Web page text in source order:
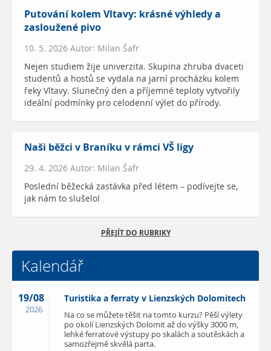
Putování kolem Vltavy: krásné výhledy a
zasloužené pivo
10. 5. 2026 Autor: Milan Šafr
Nejen studiem žije univerzita. Skupina zhruba dvaceti
studentů a hostů se vydala na jarní procházku kolem
řeky Vltavy. Slunečný den a příjemné teploty vytvořily
ideální podmínky pro celodenní výlet do přírody.
Naši běžci v Braníku v rámci VŠ ligy
29. 4. 2026 Autor: Milan Šafr
Poslední běžecká zastávka před létem – podívejte se,
jak nám to slušelo!
PŘEJÍT DO RUBRIKY
Kalendář
19/08
2026
Turistika a ferraty v Lienzských Dolomitech
Na co se můžete těšit na tomto kurzu? Pěší výlety
po okolí Lienzských Dolomit až do výšky 3000 m,
lehké ferratové výstupy po skalách a soutěskách a
samozřejmě skvělá parta.